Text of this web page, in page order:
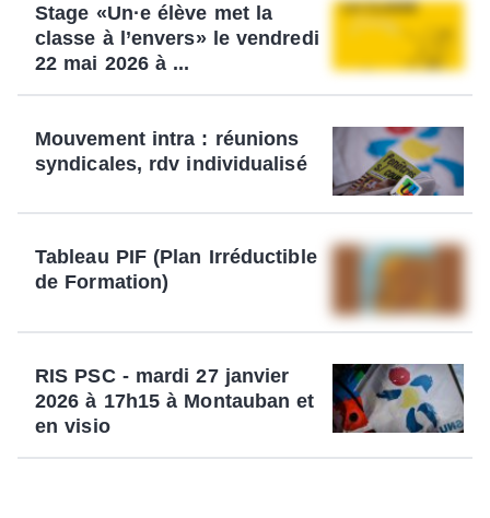
Stage «Un·e élève met la
classe à l’envers» le vendredi
22 mai 2026 à ...
Mouvement intra : réunions
syndicales, rdv individualisé
Tableau PIF (Plan Irréductible
de Formation)
RIS PSC - mardi 27 janvier
2026 à 17h15 à Montauban et
en visio